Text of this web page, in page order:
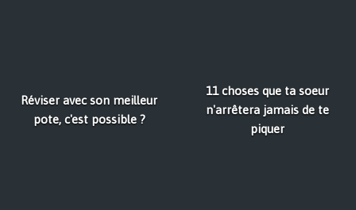
Réviser avec son meilleur
pote, c'est possible ?
11 choses que ta soeur
n'arrêtera jamais de te
piquer